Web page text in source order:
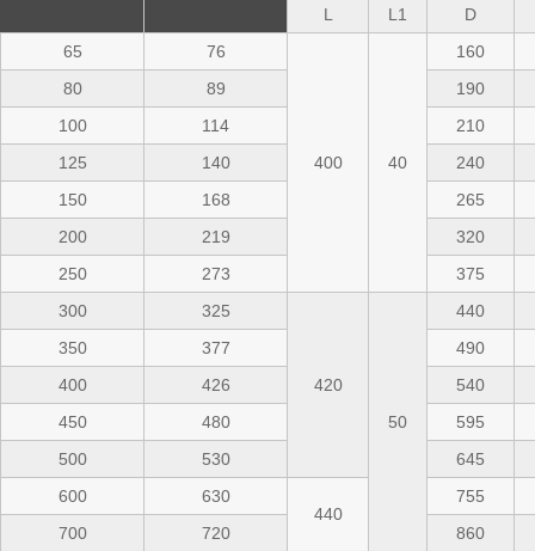
L L1
D
65
76
400 40
160
80
89
190
100
114
210
125
140
240
150
168
265
200
219
320
250
273
375
300
325
420
50
440
350
377
490
400
426
540
450
480
595
500
530
645
600
630
440
755
700
720
860